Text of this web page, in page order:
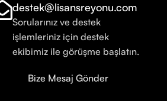
destek@lisansreyonu.com
Sorularınız ve destek
işlemleriniz için destek
ekibimiz ile görüşme başlatın.
Bize Mesaj Gönder